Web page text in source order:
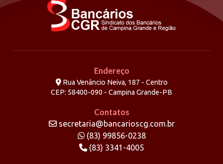
Endereço
Rua Venâncio Neiva, 187 - Centro
CEP: 58400-090 - Campina Grande-PB
Contatos
secretaria@bancarioscg.com.br
(83) 99856-0238
(83) 3341-4005